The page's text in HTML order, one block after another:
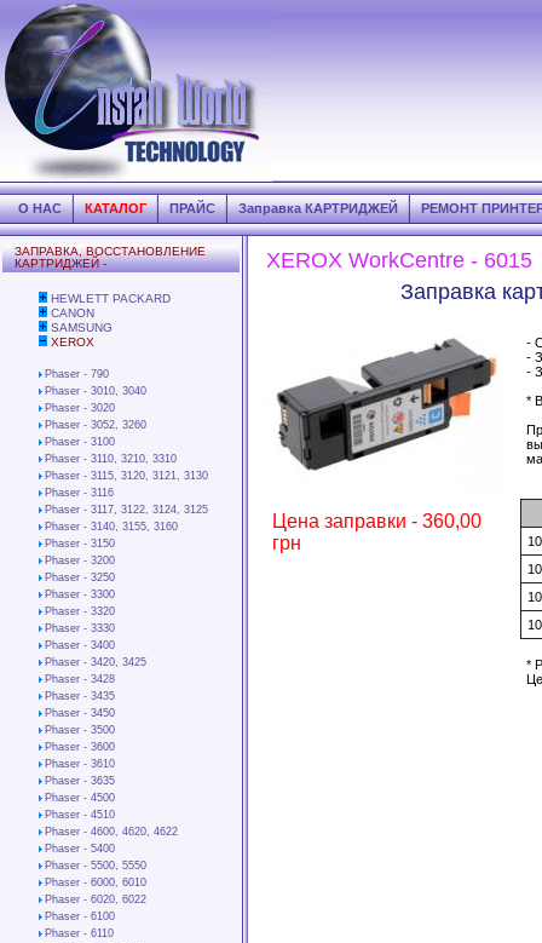
О НАС КАТАЛОГ ПРАЙС Заправка КАРТРИДЖЕЙ РЕМОНТ
ЗАПРАВКА, ВОССТАНОВЛЕНИЕ
КАРТРИДЖЕЙ -
HEWLETT PACKARD
CANON
SAMSUNG
XEROX
Phaser - 790
Phaser - 3010, 3040
Phaser - 3020
Phaser - 3052, 3260
Phaser - 3100
Phaser - 3110, 3210, 3310
Phaser - 3115, 3120, 3121, 3130
Phaser - 3116
Phaser - 3117, 3122, 3124, 3125
Phaser - 3140, 3155, 3160
Phaser - 3150
Phaser - 3200
Phaser - 3250
Phaser - 3300
Phaser - 3320
Phaser - 3330
Phaser - 3400
Phaser - 3420, 3425
Phaser - 3428
Phaser - 3435
Phaser - 3450
Phaser - 3500
Phaser - 3600
Phaser - 3610
Phaser - 3635
Phaser - 4500
Phaser - 4510
Phaser - 4600, 4620, 4622
Phaser - 5400
Phaser - 5500, 5550
Phaser - 6000, 6010
Phaser - 6020, 6022
Phaser - 6100
Phaser - 6110
XEROX WorkCentre - 6015
Заправка
Цена заправки - 360,00
грн
-
-
-
*
*